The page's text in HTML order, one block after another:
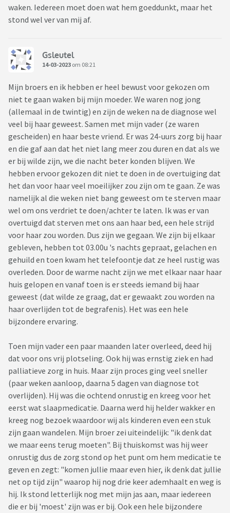
waken. Iedereen moet doen wat hem goeddunkt, maar het
stond wel ver van mij af.
Gsleutel
14-03-2023 om 08:21
Mijn broers en ik hebben er heel bewust voor gekozen om
niet te gaan waken bij mijn moeder. We waren nog jong
(allemaal in de twintig) en zijn de weken na de diagnose wel
veel bij haar geweest. Samen met mijn vader (ze waren
gescheiden) en haar beste vriend. Er was 24-uurs zorg bij haar
en die gaf aan dat het niet lang meer zou duren en dat als we
er bij wilde zijn, we die nacht beter konden blijven. We
hebben ervoor gekozen dit niet te doen in de overtuiging dat
het dan voor haar veel moeilijker zou zijn om te gaan. Ze was
namelijk al die weken niet bang geweest om te sterven maar
wel om ons verdriet te doen/achter te laten. Ik was er van
overtuigd dat sterven met ons aan haar bed, een hele strijd
voor haar zou worden. Dus zijn we gegaan. We zijn bij elkaar
gebleven, hebben tot 03.00u 's nachts gepraat, gelachen en
gehuild en toen kwam het telefoontje dat ze heel rustig was
overleden. Door de warme nacht zijn we met elkaar naar haar
huis gelopen en vanaf toen is er steeds iemand bij haar
geweest (dat wilde ze graag, dat er gewaakt zou worden na
haar overlijden tot de begrafenis). Het was een hele
bijzondere ervaring.
Toen mijn vader een paar maanden later overleed, deed hij
dat voor ons vrij plotseling. Ook hij was ernstig ziek en had
palliatieve zorg in huis. Maar zijn proces ging veel sneller
(paar weken aanloop, daarna 5 dagen van diagnose tot
overlijden). Hij was die ochtend onrustig en kreeg voor het
eerst wat slaapmedicatie. Daarna werd hij helder wakker en
kreeg nog bezoek waardoor wij als kinderen even een stuk
zijn gaan wandelen. Mijn broer zei uiteindelijk: "ik denk dat
we maar eens terug moeten". Bij thuiskomst was hij weer
onrustig dus de zorg stond op het punt om hem medicatie te
geven en zegt: "komen jullie maar even hier, ik denk dat jullie
net op tijd zijn" waarop hij nog drie keer ademhaalt en weg is
hij. Ik stond letterlijk nog met mijn jas aan, maar iedereen
die er bij 'moest' zijn was er bij. Ook een hele bijzondere